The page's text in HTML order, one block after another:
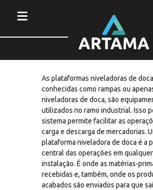
Niveladoras de doca: quais
As plataformas niveladoras de
conhecidas como rampas ou
niveladoras de doca, são
utilizados no ramo industrial. Isso
sistema permite facilitar as
carga e descarga de mercadorias.
plataforma niveladora de doca é a
central das operações em qualquer
instalação. É onde as matérias-
recebidas e, também, onde os
acabados são enviados para que